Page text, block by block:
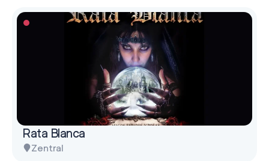
Rata Blanca
Zentral